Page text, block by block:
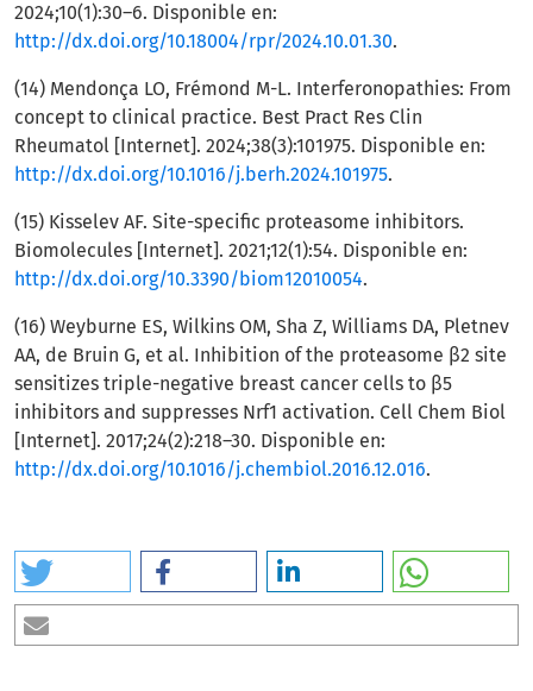
2024;10(1):30–6. Disponible en:
http://dx.doi.org/10.18004/rpr/2024.10.01.30.
(14) Mendonça LO, Frémond M-L. Interferonopathies: From
concept to clinical practice. Best Pract Res Clin
Rheumatol [Internet]. 2024;38(3):101975. Disponible en:
http://dx.doi.org/10.1016/j.berh.2024.101975.
(15) Kisselev AF. Site-specific proteasome inhibitors.
Biomolecules [Internet]. 2021;12(1):54. Disponible en:
http://dx.doi.org/10.3390/biom12010054.
(16) Weyburne ES, Wilkins OM, Sha Z, Williams DA, Pletnev
AA, de Bruin G, et al. Inhibition of the proteasome β2 site
sensitizes triple-negative breast cancer cells to β5
inhibitors and suppresses Nrf1 activation. Cell Chem Biol
[Internet]. 2017;24(2):218–30. Disponible en:
http://dx.doi.org/10.1016/j.chembiol.2016.12.016.